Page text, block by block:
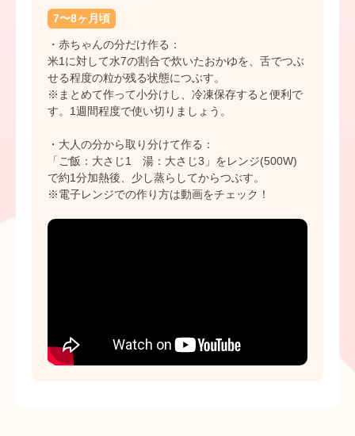
7〜8ヶ月頃
・赤ちゃんの分だけ作る：
米1に対して水7の割合で炊いたおかゆを、舌でつぶ
せる程度の粒が残る状態につぶす。
※まとめて作って小分けし、冷凍保存すると便利で
す。1週間程度で使い切りましょう。
・大人の分から取り分けて作る：
「ご飯：大さじ1 湯：大さじ3」をレンジ(500W)
で約1分加熱後、少し蒸らしてからつぶす。
※電子レンジでの作り方は動画をチェック！